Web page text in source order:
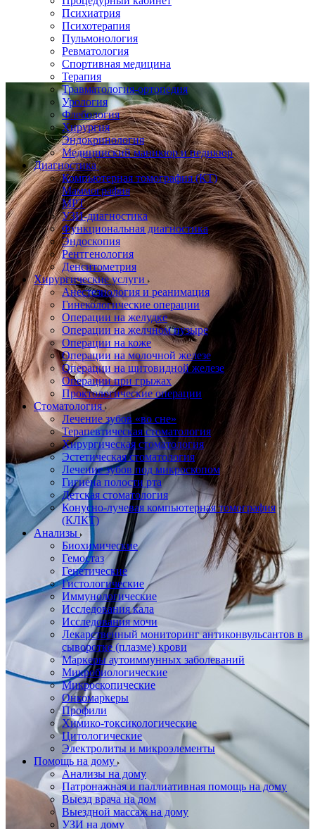
Психиатрия
Психотерапия
Пульмонология
Ревматология
Спортивная медицина
Терапия
Травматология-ортопедия
Урология
Флебология
Хирургия
Эндокринология
Медицинский маникюр и педикюр
Диагностика
Компьютерная томография (КТ)
Маммография
МРТ
УЗИ-диагностика
Функциональная диагностика
Эндоскопия
Рентгенология
Денситометрия
Хирургические услуги
Анестезиология и реанимация
Гинекологические операции
Операции на желудке
Операции на желчном пузыре
Операции на коже
Операции на молочной железе
Операции на щитовидной железе
Операции при грыжах
Проктологические операции
Стоматология
Лечение зубов «во сне»
Терапевтическая стоматология
Хирургическая стоматология
Эстетическая стоматология
Лечение зубов под микроскопом
Гигиена полости рта
Детская стоматология
Конусно-лучевая компьютерная томография
(КЛКТ)
Анализы
Биохимические
Гемостаз
Генетические
Гистологические
Иммунологические
Исследования кала
Исследования мочи
Лекарственный мониторинг антиконвульсантов в
сыворотке (плазме) крови
Маркеры аутоиммунных заболеваний
Микробиологические
Микроскопические
Онкомаркеры
Профили
Химико-токсикологические
Цитологические
Электролиты и микроэлементы
Помощь на дому
Анализы на дому
Патронажная и паллиативная помощь на дому
Выезд врача на дом
Выездной массаж на дому
УЗИ на дому